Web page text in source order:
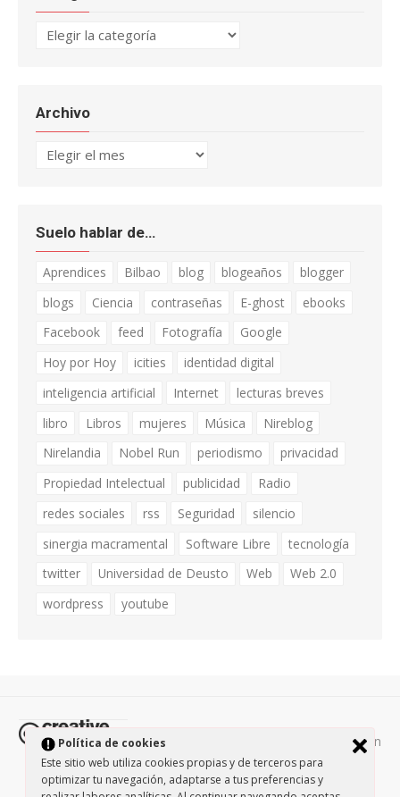
Política de cookies
Este sitio web utiliza cookies propias y de terceros para
optimizar tu navegación, adaptarse a tus preferencias y
Categorías
Archivo
Archivo
Suelo hablar de…
Aprendices Bilbao blog blogeaños
blogger
blogs
Ciencia contraseñas E-ghost
ebooks
Facebook
feed Fotografía
Google
Hoy por Hoy
icities
identidad digital
inteligencia artificial
Internet
lecturas breves
libro
Libros mujeres Música
Nireblog
Nirelandia
Nobel Run periodismo
privacidad
Propiedad Intelectual
publicidad
Radio
redes sociales
rss Seguridad
silencio
sinergia macramental
Software Libre
tecnología
twitter
Universidad de Deusto Web
Web 2.0
wordpress
youtube
Todos los contenidos de esta página están
protegidos por la licencia Creative Commons Attribution-
NonCommercial-ShareAlike 3.0. / Política de privacidad